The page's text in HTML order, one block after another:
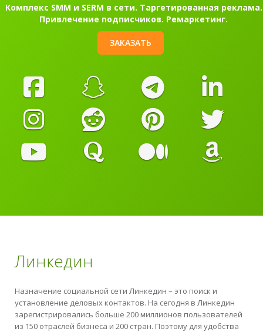
Комплекс SMM и SERM в сети. Таргетированная реклама.
Привлечение подписчиков. Ремаркетинг.
ЗАКАЗАТЬ
Линкедин
Назначение социальной сети Линкедин – это поиск и
установление деловых контактов. На сегодня в Линкедин
зарегистрировались больше 200 миллионов пользователей
из 150 отраслей бизнеса и 200 стран. Поэтому для удобства